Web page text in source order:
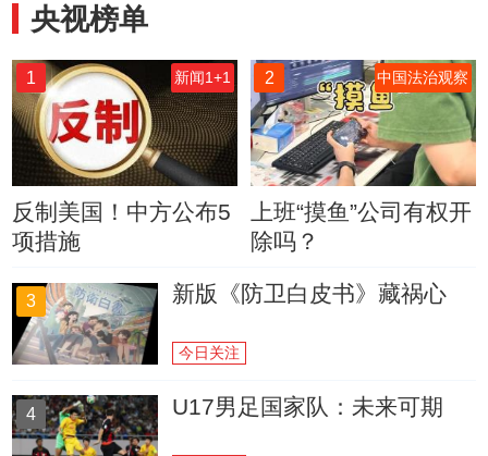
央视榜单
1 新闻1+1
反制美国！中方公布5
项措施
2 中国法治观察
上班“摸鱼”公司有权开
除吗？
3 新版《防卫白皮书》藏祸心
今日关注
4 U17男足国家队：未来可期